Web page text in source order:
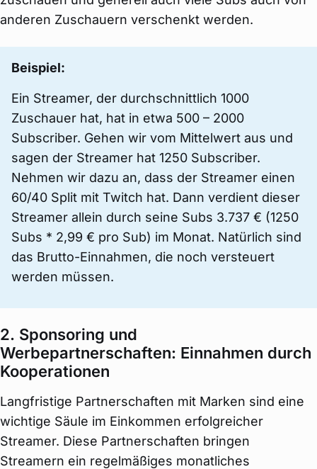
anderen Zuschauern verschenkt werden.
Beispiel:
Ein Streamer, der durchschnittlich 1000
Zuschauer hat, hat in etwa 500 – 2000
Subscriber. Gehen wir vom Mittelwert aus und
sagen der Streamer hat 1250 Subscriber.
Nehmen wir dazu an, dass der Streamer einen
60/40 Split mit Twitch hat. Dann verdient dieser
Streamer allein durch seine Subs 3.737 € (1250
Subs * 2,99 € pro Sub) im Monat. Natürlich sind
das Brutto-Einnahmen, die noch versteuert
werden müssen.
2. Sponsoring und
Werbepartnerschaften: Einnahmen durch
Kooperationen
Langfristige Partnerschaften mit Marken sind eine
wichtige Säule im Einkommen erfolgreicher
Streamer. Diese Partnerschaften bringen
Streamern ein regelmäßiges monatliches